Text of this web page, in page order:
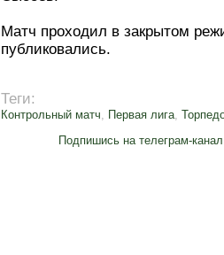
Матч проходил в закрытом
публиковались.
Теги:
Контрольный матч, Первая лига,
Подпишись на телеграм-